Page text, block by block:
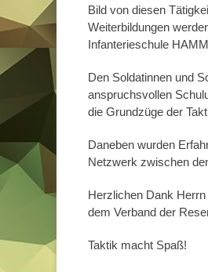
Bild von diesen
Weiterbildungen
Infanterieschule
Den Soldatinnen und
anspruchsvollen
die Grundzüge der
Daneben wurden
Netzwerk zwischen
Herzlichen Dank
dem Verband der
Taktik